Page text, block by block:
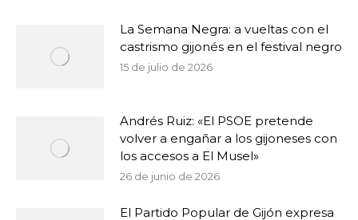
La Semana Negra: a vueltas con el
castrismo gijonés en el festival negro
15 de julio de 2026
Andrés Ruiz: «El PSOE pretende
volver a engañar a los gijoneses con
los accesos a El Musel»
26 de junio de 2026
El Partido Popular de Gijón expresa